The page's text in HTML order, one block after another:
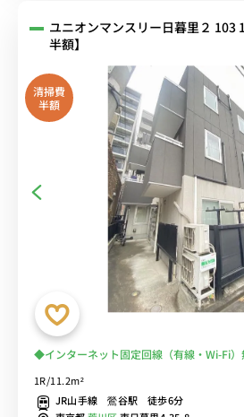
ユニオンマンスリー日暮里２ 103
半額】
清掃費
半額
◆インターネット固定回線（有線・Wi-Fi
し狭い部屋だけど設備充実！
1R/11.2m²
JR山手線 鶯谷駅 徒歩6分